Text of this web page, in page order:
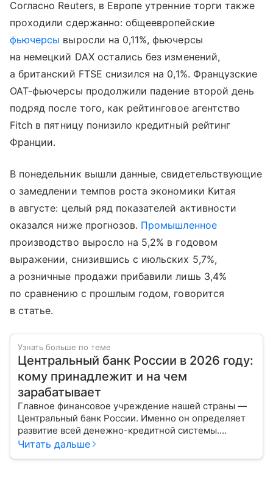
Согласно Reuters, в Европе утренние торги также
проходили сдержанно: общеевропейские
фьючерсы выросли на 0,11%, фьючерсы
на немецкий DAX остались без изменений,
а британский FTSE снизился на 0,1%. Французские
OAT-фьючерсы продолжили падение второй день
подряд после того, как рейтинговое агентство
Fitch в пятницу понизило кредитный рейтинг
Франции.
В понедельник вышли данные, свидетельствующие
о замедлении темпов роста экономики Китая
в августе: целый ряд показателей активности
оказался ниже прогнозов. Промышленное
производство выросло на 5,2% в годовом
выражении, снизившись с июльских 5,7%,
а розничные продажи прибавили лишь 3,4%
по сравнению с прошлым годом, говорится
в статье.
Узнать больше по теме
Центральный банк России в 2026 году:
кому принадлежит и на чем
зарабатывает
Главное финансовое учреждение нашей страны —
Центральный банк России. Именно он определяет
развитие всей денежно-кредитной системы.
Расскажем о его структуре, задачах и дадим
Читать дальше